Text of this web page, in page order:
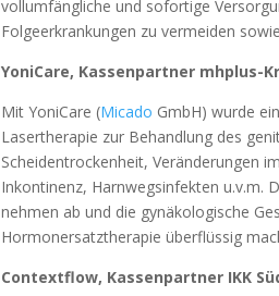
vollumfängliche und sofortige
Folgeerkrankungen zu vermeiden
YoniCare, Kassenpartner mhplus-
Mit YoniCare (Micado GmbH) wurde
Lasertherapie zur Behandlung des
Scheidentrockenheit, Veränderungen
Inkontinenz, Harnwegsinfekten u.v.m.
nehmen ab und die gynäkologische
Hormonersatztherapie überflüssig
Contextflow, Kassenpartner IKK